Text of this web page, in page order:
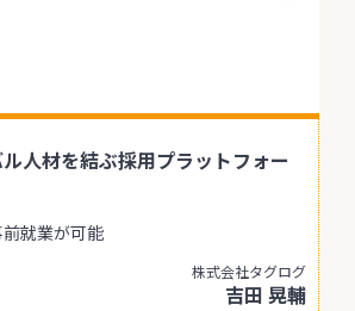
人材を結ぶ採用プラットフォー
就業が可能
株式会社タグログ
吉田 晃輔